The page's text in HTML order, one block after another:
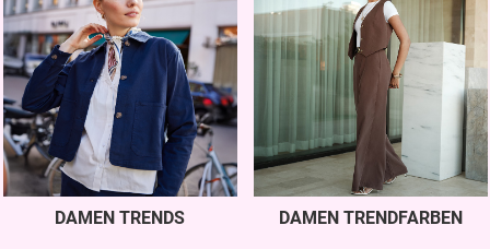
DAMEN TRENDS DAMEN TRENDFARBEN